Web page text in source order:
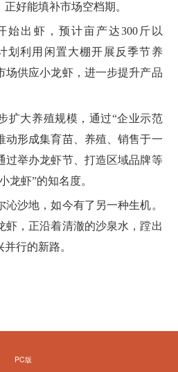
好能填补市场空档期。
出虾，预计亩产达300斤以
划利用闲置大棚开展反季节养
场供应小龙虾，进一步提升产品
大养殖规模，通过“企业示范
动形成集育苗、养殖、销售于一
过举办龙虾节、打造区域品牌等
龙虾”的知名度。
沙地，如今有了另一种生机。
虾，正沿着清澈的沙泉水，蹚出
行的新路。
PC版